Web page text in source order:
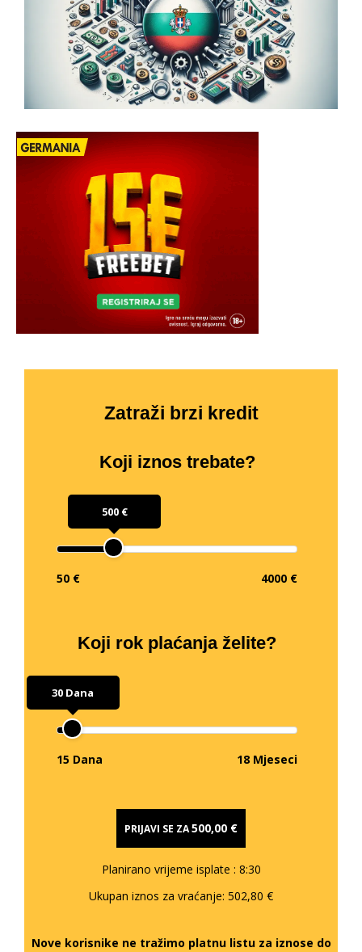
Zatraži brzi kredit
Koji iznos trebate?
500 €
50 € 4000 €
Koji rok plaćanja želite?
30 Dana
15 Dana 18 Mjeseci
PRIJAVI SE ZA500,00 €
Planirano vrijeme isplate : 8:30
Ukupan iznos za vraćanje: 502,80 €
Nove korisnike ne tražimo platnu listu za iznose do